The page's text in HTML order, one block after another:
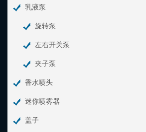
乳液泵
旋转泵
左右开关泵
夹子泵
香水喷头
迷你喷雾器
盖子